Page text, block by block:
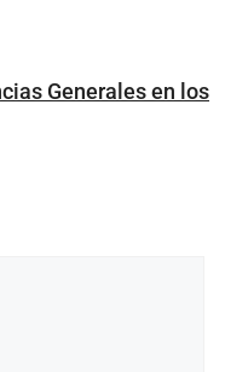
Generales en los